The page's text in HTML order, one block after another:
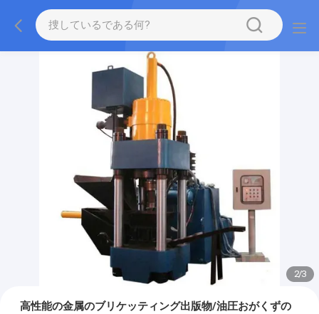
2/3
高性能の金属のブリケッティング出版物/油圧おがくずの